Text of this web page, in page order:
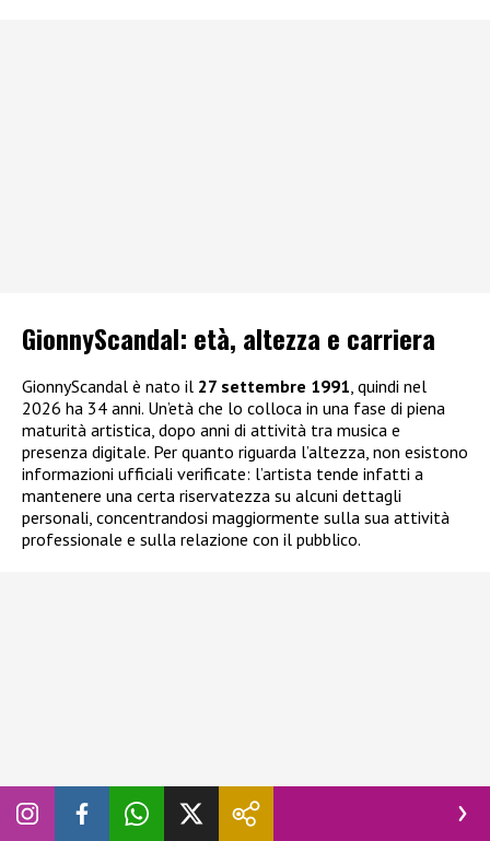
GionnyScandal: età, altezza e carriera
GionnyScandal è nato il 27 settembre 1991 , quindi nel
2026 ha 34 anni. Un’età che lo colloca in una fase di piena
maturità artistica, dopo anni di attività tra musica e
presenza digitale. Per quanto riguarda l’altezza, non esistono
informazioni ufficiali verificate: l’artista tende infatti a
mantenere una certa riservatezza su alcuni dettagli
personali, concentrandosi maggiormente sulla sua attività
professionale e sulla relazione con il pubblico.